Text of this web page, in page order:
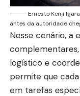
Ernesto Kenji
antes da autoridade
Nesse cenário, a
logístico e
permite que
em tarefas